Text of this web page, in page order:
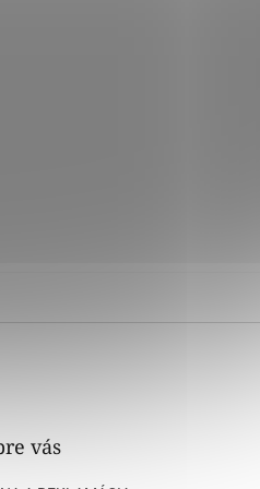
vás